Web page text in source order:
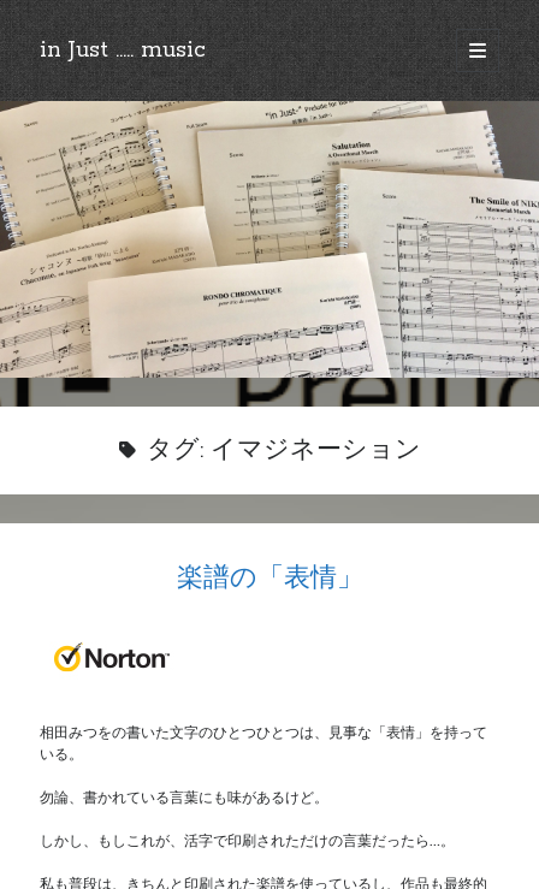
in Just ..... music
open
primary
menu
Sidebar
©︎2018-2025 by Ken’ichi MASAKADO, All rights reserved.
タグ: イマジネーション
楽譜の「表情」
相田みつをの書いた文字のひとつひとつは、見事な「表情」を持って
いる。
勿論、書かれている言葉にも味があるけど。
しかし、もしこれが、活字で印刷されただけの言葉だったら…。
私も普段は、きちんと印刷された楽譜を使っているし、作品も最終的